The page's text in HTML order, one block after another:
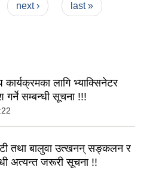
next › last »
कार्यक्रमका लागि भ्याक्सिनेटर
सम्बन्धी सूचना !!!
तथा बालुवा उत्खनन् सङ्कलन र
अत्यन्त जरूरी सूचना !!